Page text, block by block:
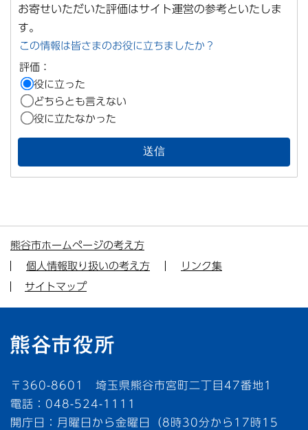
お寄せいただいた評価はサイト運営の参考といたしま
す。
この情報は皆さまのお役に立ちましたか？
評価：
役に立った
どちらとも言えない
役に立たなかった
熊谷市ホームページの考え方
個人情報取り扱いの考え方
リンク集
サイトマップ
〒360-8601 埼玉県熊谷市宮町二丁目47番地1
電話：048-524-1111
開庁日：月曜日から金曜日（8時30分から17時15